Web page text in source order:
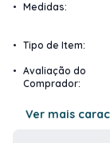
• Medidas:
• Tipo de Item:
• Avaliação do
Comprador:
Ver mais